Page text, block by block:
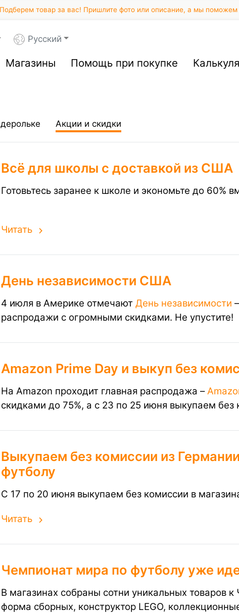
Подберем товар за вас! Пришлите фото или описание, а мы поможем
Русский
Магазины Помощь при покупке
Акции и скидки
Всё для школы с доставкой из США
Готовьтесь заранее к школе и экономьте до 60%
Читать
День независимости США
4 июля в Америке отмечают День независимости
распродажи с огромными скидками. Не упустите!
Amazon Prime Day и выкуп без
На Amazon проходит главная распродажа –
скидками до 75%, а с 23 по 25 июня выкупаем
Выкупаем без комиссии из
футболу
C 17 по 20 июня выкупаем без комиссии в
Читать
Чемпионат мира по футболу уже
В магазинах собраны сотни уникальных товаров
форма сборных, конструктор LEGO,